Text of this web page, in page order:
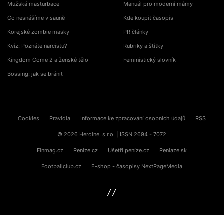
Mužská masturbace
Co nesnášíme v sauně
Korejské zombie masky
Kvíz: Poznáte narcistu?
Kingdom Come 2 a ženské tělo
Bossing: jak se bránit
Manuál pro moderní mámy
Kde koupit časopis
PR články
Rubriky a štítky
Feministický slovník
Cookies Pravidla Informace ke zpracování osobních údajů RSS
© 2026 Heroine, s.r.o. | ISSN 2694 - 7072
Finmag.cz Peníze.cz Ušetři.peníze.cz Peniaze.sk
Footballclub.cz E-shop - časopisy NextPageMedia